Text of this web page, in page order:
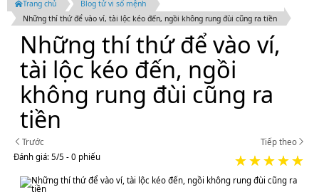
Trang chủ
Blog tử vi số mệnh
Những thí thứ để vào ví, tài lộc kéo đến, ngồi không rung đùi cũng ra tiền
Những thí thứ để vào ví,
tài lộc kéo đến, ngồi
không rung đùi cũng ra
tiền
Trước
Tiếp theo
Đánh giá: 5/5 - 0 phiếu